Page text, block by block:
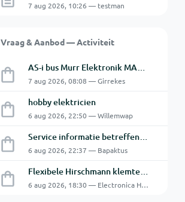
7 aug 2026, 10:26 — testman
Vraag & Aanbod — Activiteit
AS-i bus Murr Elektronik MASI20 AS-Interface I/O-module 56440
7 aug 2026, 08:08 — Girrekes
hobby elektricien
6 aug 2026, 22:50 — Willemwap
Service informatie betreffende een GFC-8010 van GW
6 aug 2026, 22:37 — Bapaktus
Flexibele Hirschmann klemtestpen met tweedelige klem.
6 aug 2026, 18:30 — Electronica Hobbyist